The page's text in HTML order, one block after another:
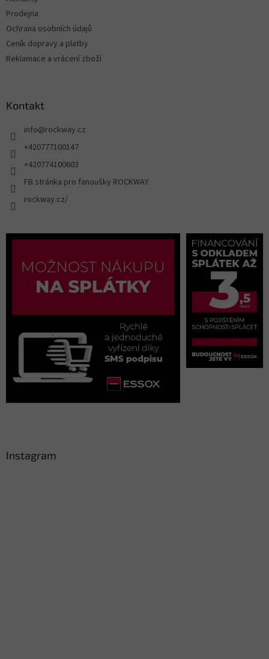
Prodejna
Ochrana osobních údajů
Ceník dopravy a platby
Reklamace a vrácení zboží
Kontakt
info@rockway.cz
+420777100147
+420774100603
FB stránka pro fanoušky ROCKWAY
rockway.cz/
Instagram